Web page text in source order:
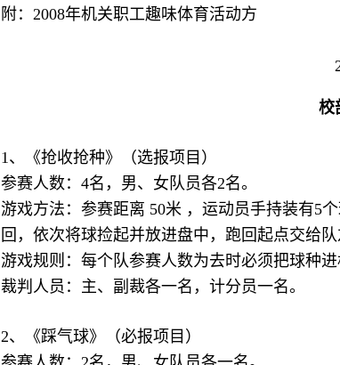
附：2008年机关职工趣味体育活动方
2008 年10月
校
1、《抢收抢种》（选报项目）
参赛人数：4名，男、女队员各2名。
游戏方法：参赛距离 50米 ，运动员手持装有5
回，依次将球捡起并放进盘中，跑回起点交给队
游戏规则：每个队参赛人数为去时必须把球种
裁判人员：主、副裁各一名，计分员一名。
2、《踩气球》（必报项目）